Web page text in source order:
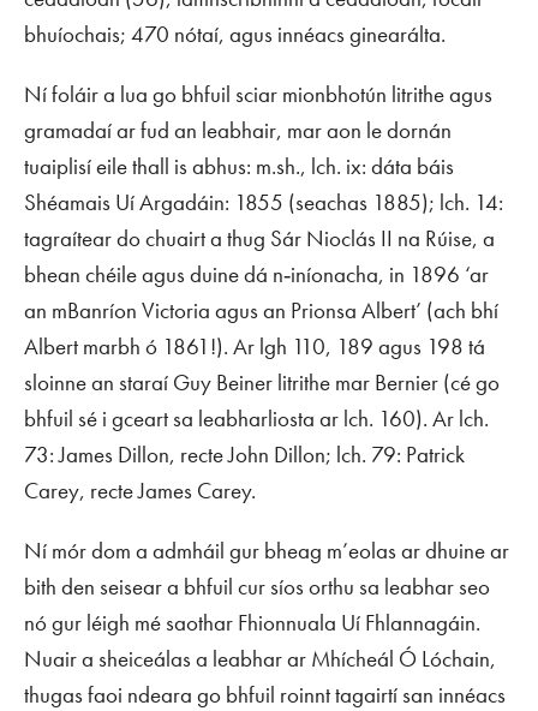
bhuíochais; 470 nótaí, agus innéacs ginearálta.
Ní foláir a lua go bhfuil sciar mionbhotún litrithe agus
gramadaí ar fud an leabhair, mar aon le dornán
tuaiplisí eile thall is abhus: m.sh., lch. ix: dáta báis
Shéamais Uí Argadáin: 1855 (seachas 1885); lch. 14:
tagraítear do chuairt a thug Sár Nioclás II na Rúise, a
bhean chéile agus duine dá n‑iníonacha, in 1896 ‘ar
an mBanríon Victoria agus an Prionsa Albert’ (ach bhí
Albert marbh ó 1861!). Ar lgh 110, 189 agus 198 tá
sloinne an staraí Guy Beiner litrithe mar Bernier (cé go
bhfuil sé i gceart sa leabharliosta ar lch. 160). Ar lch.
73: James Dillon, recte John Dillon; lch. 79: Patrick
Carey, recte James Carey.
Ní mór dom a admháil gur bheag m’eolas ar dhuine ar
bith den seisear a bhfuil cur síos orthu sa leabhar seo
nó gur léigh mé saothar Fhionnuala Uí Fhlannagáin.
Nuair a sheiceálas a leabhar ar Mhícheál Ó Lóchain,
thugas faoi ndeara go bhfuil roinnt tagairtí san innéacs